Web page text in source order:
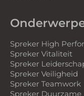
Spreker High
Spreker Vitaliteit
Spreker
Spreker Veiligheid
Spreker Teamwork
Spreker Duurzame